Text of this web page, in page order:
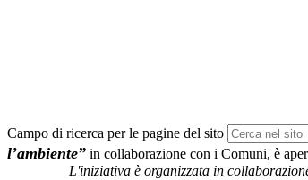
Campo di ricerca per le pagine del sito
l’ambiente” in collaborazione con i Comuni, è
L'iniziativa è organizzata in